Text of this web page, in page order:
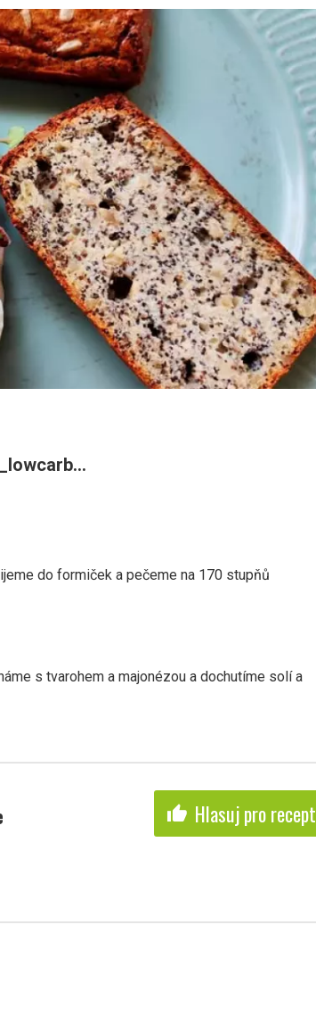
do formiček a pečeme na 170 stupňů
s tvarohem a majonézou a dochutíme solí a
thumb_up Hlasuj pro recept